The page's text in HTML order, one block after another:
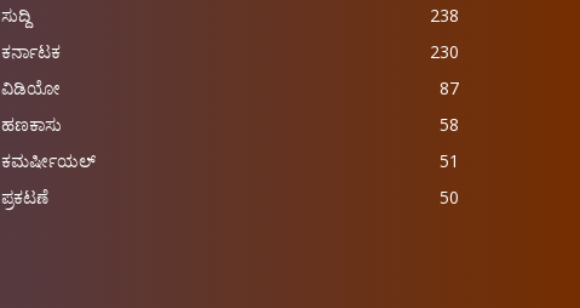
ಸುದ್ದಿ
238
ಕರ್ನಾಟಕ
230
ವಿಡಿಯೋ
87
ಹಣಕಾಸು
58
ಕಮರ್ಷೀಯಲ್
51
ಪ್ರಕಟಣೆ
50